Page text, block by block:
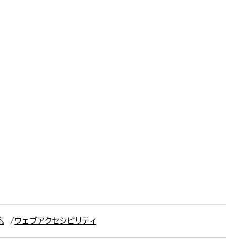
ウェブアクセシビリティ